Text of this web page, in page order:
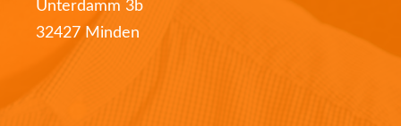
Unterdamm 3b
32427 Minden